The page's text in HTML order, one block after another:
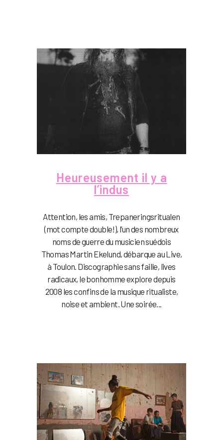
Heureusement il y a
l’indus
Attention, les amis, Trepaneringsritualen
(mot compte double!), l’un des nombreux
noms de guerre du musicien suédois
Thomas Martin Ekelund, débarque au Live,
à Toulon. Discographie sans faille, lives
radicaux, le bonhomme explore depuis
2008 les confins de la musique ritualiste,
noise et ambient. Une soirée...